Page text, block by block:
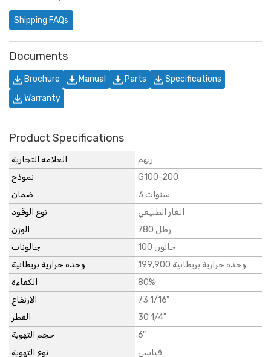
Shipping FAQs
Documents
Brochure Manual Parts
Specifications
Warranty
Product Specifications
العلامة التجارية
ريهم
نموذج
G100-200
ضمان
3 سنوات
نوع الوقود
الغاز الطبيعي
الوزن
780 رطل
جالونات
100 جالون
وحدة حرارية بريطانية
199,900 وحدة حرارية بريطانية
الكفاءة
80%
الارتفاع
73 1/16"
القطر
30 1/4"
حجم التهوية
6"
نوع التهوية
قياسي